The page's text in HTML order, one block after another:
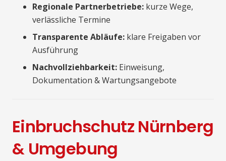
Regionale Partnerbetriebe: kurze Wege,
verlässliche Termine
Transparente Abläufe: klare Freigaben vor
Ausführung
Nachvollziehbarkeit: Einweisung,
Dokumentation & Wartungsangebote
Einbruchschutz Nürnberg
& Umgebung